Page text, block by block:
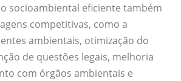
socioambiental eficiente também
competitivas, como a
ambientais, otimização do
de questões legais, melhoria
com órgãos ambientais e